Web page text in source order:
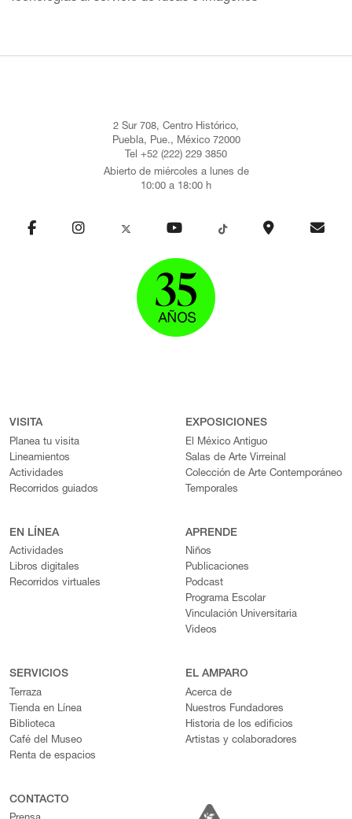
2 Sur 708, Centro Histórico,
Puebla, Pue., México 72000
Tel +52 (222) 229 3850
Abierto de miércoles a lunes de
10:00 a 18:00 h
VISITA
Planea tu visita
Lineamientos
Actividades
Recorridos guiados
EXPOSICIONES
El México Antiguo
Salas de Arte Virreinal
Colección de Arte Contemporáneo
Temporales
EN LÍNEA
Actividades
Libros digitales
Recorridos virtuales
APRENDE
Niños
Publicaciones
Podcast
Programa Escolar
Vinculación Universitaria
Videos
SERVICIOS
Terraza
Tienda en Línea
Biblioteca
Café del Museo
Renta de espacios
EL AMPARO
Acerca de
Nuestros Fundadores
Historia de los edificios
Artistas y colaboradores
CONTACTO